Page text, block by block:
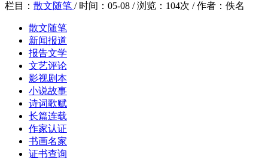
栏目： 散文随笔 / 时间： 05-08 /浏览： 104次 /作者： 佚名
散文随笔
新闻报道
报告文学
文艺评论
影视剧本
小说故事
诗词歌赋
长篇连载
作家认证
书画名家
证书查询